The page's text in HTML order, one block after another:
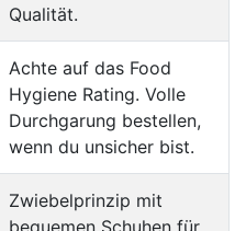
Qualität.
Achte auf das Food
Hygiene Rating. Volle
Durchgarung bestellen,
wenn du unsicher bist.
Zwiebelprinzip mit
bequemen Schuhen für